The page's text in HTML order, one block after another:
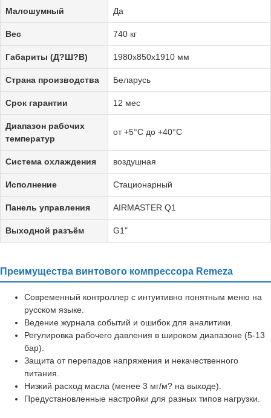
Малошумный Да
Вес 740 кг
Габариты (Д?Ш?В) 1980х850х1910 мм
Страна производства Беларусь
Срок гарантии 12 мес
Диапазон рабочих
температур
от +5°C до +40°C
Система охлаждения воздушная
Исполнение Стационарный
Панель управления AIRMASTER Q1
Выходной разъём G1"
Преимущества винтового компрессора Remeza
Современный контроллер с интуитивно понятным меню на
русском языке.
Ведение журнала событий и ошибок для аналитики.
Регулировка рабочего давления в широком диапазоне (5-13
бар).
Защита от перепадов напряжения и некачественного
питания.
Низкий расход масла (менее 3 мг/м? на выходе).
Предустановленные настройки для разных типов нагрузки.